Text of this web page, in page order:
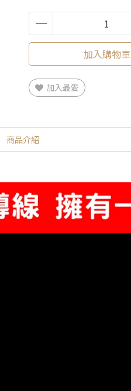
加入購物車
加入最愛
商品介紹